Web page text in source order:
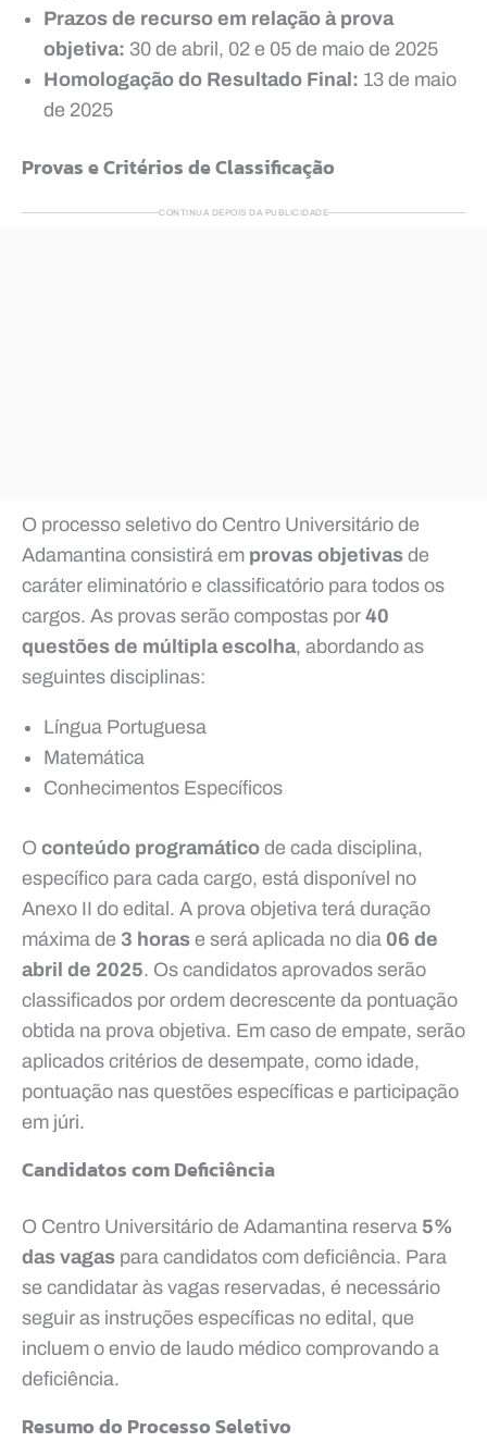
Prazos de recurso em relação à prova
objetiva: 30 de abril, 02 e 05 de maio de 2025
Homologação do Resultado Final: 13 de maio
de 2025
Provas e Critérios de Classificação
CONTINUA DEPOIS DA PUBLICIDADE
O processo seletivo do Centro Universitário de
Adamantina consistirá em provas objetivas de
caráter eliminatório e classificatório para todos os
cargos. As provas serão compostas por 40
questões de múltipla escolha, abordando as
seguintes disciplinas:
Língua Portuguesa
Matemática
Conhecimentos Específicos
O conteúdo programático de cada disciplina,
específico para cada cargo, está disponível no
Anexo II do edital. A prova objetiva terá duração
máxima de 3 horas e será aplicada no dia 06 de
abril de 2025. Os candidatos aprovados serão
classificados por ordem decrescente da pontuação
obtida na prova objetiva. Em caso de empate, serão
aplicados critérios de desempate, como idade,
pontuação nas questões específicas e participação
em júri.
Candidatos com Deficiência
O Centro Universitário de Adamantina reserva 5%
das vagas para candidatos com deficiência. Para
se candidatar às vagas reservadas, é necessário
seguir as instruções específicas no edital, que
incluem o envio de laudo médico comprovando a
deficiência.
Resumo do Processo Seletivo